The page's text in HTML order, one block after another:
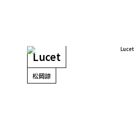
Lucet
松岡諒